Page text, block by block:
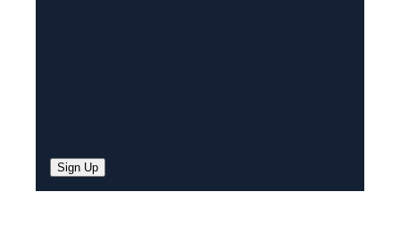
Sign Up